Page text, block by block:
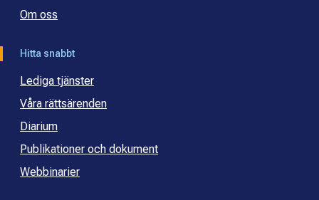
Om oss
Hitta snabbt
Lediga tjänster
Våra rättsärenden
Diarium
Publikationer och dokument
Webbinarier